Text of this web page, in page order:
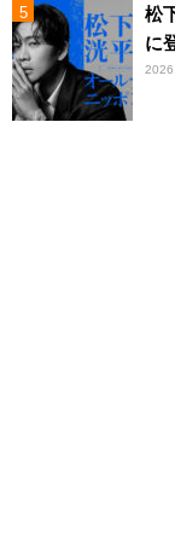
松
に